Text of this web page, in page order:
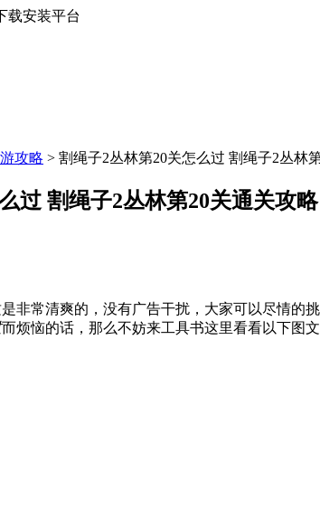
载安装平台
攻略 > 割绳子2丛林第20关怎么过 割绳子2丛林
过 割绳子2丛林第20关通关攻略
常清爽的，没有广告干扰，大家可以尽情的
而烦恼的话，那么不妨来工具书这里看看以下图